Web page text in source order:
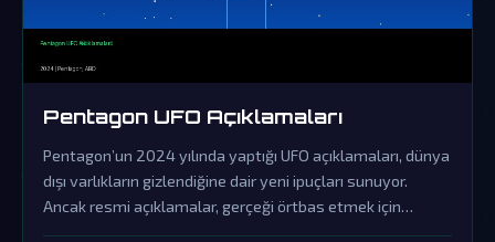
Pentagon UFO Açıklamaları
Pentagon’un 2024 yılında yaptığı UFO açıklamaları, dünya
dışı varlıkların gizlendiğine dair yeni ipuçları sunuyor.
Ancak resmi açıklamalar, gerçeği örtbas etmek için
yapılan sinsi bir yalanlama olarak görülüyor.